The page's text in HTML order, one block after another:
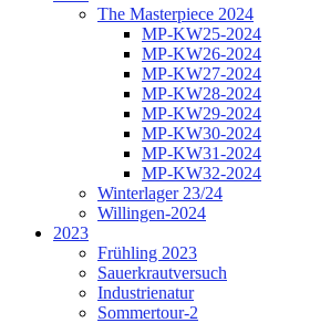
The Masterpiece 2024
MP-KW25-2024
MP-KW26-2024
MP-KW27-2024
MP-KW28-2024
MP-KW29-2024
MP-KW30-2024
MP-KW31-2024
MP-KW32-2024
Winterlager 23/24
Willingen-2024
2023
Frühling 2023
Sauerkrautversuch
Industrienatur
Sommertour-2